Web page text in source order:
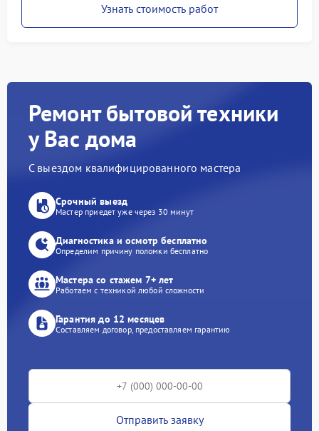
Узнать стоимость работ
Ремонт бытовой техники
у Вас дома
С выездом квалифицированного мастера
Срочный выезд
Мастер приедет уже через 30 минут
Диагностика и осмотр бесплатно
Определим причину поломки бесплатно
Мастера со стажем 7+ лет
Работаем с техникой любой сложности
Гарантия до 12 месяцев
Составляем договор, предоставляем гарантию
Отправить заявку